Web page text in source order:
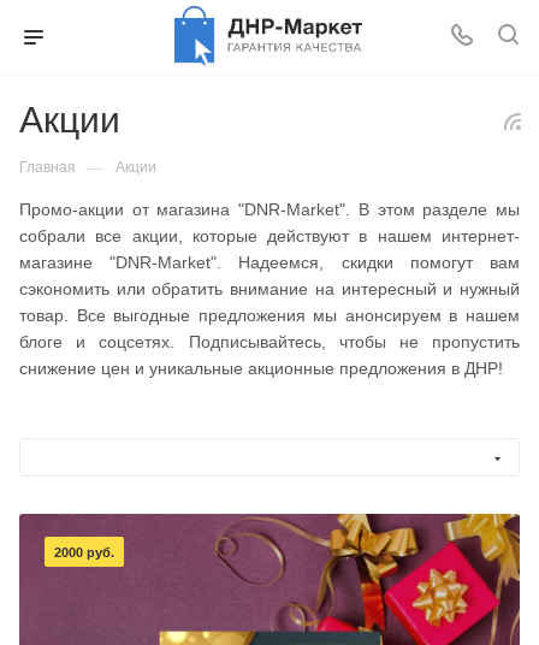
Акции
Главная — Акции
Промо-акции от магазина "DNR-Market". В этом разделе мы
собрали все акции, которые действуют в нашем интернет-
магазине "DNR-Market". Надеемся, скидки помогут вам
сэкономить или обратить внимание на интересный и нужный
товар. Все выгодные предложения мы анонсируем в нашем
блоге и соцсетях. Подписывайтесь, чтобы не пропустить
снижение цен и уникальные акционные предложения в ДНР!
2000 руб.